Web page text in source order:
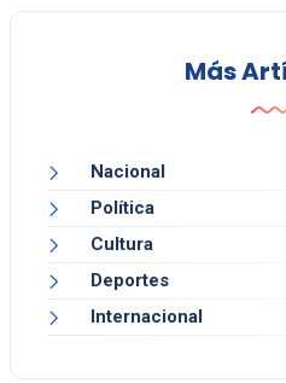
Más
Nacional
Política
Cultura
Deportes
Internacional